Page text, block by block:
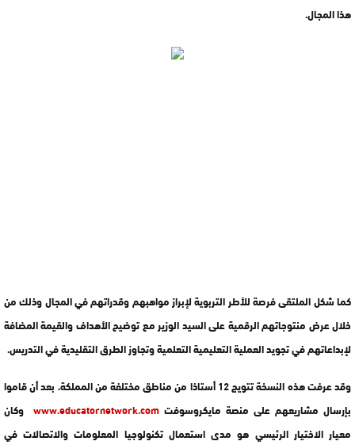
هذا المجال.
كما شكل الملتقى فرصة للأطر التربوية لإبراز مواهبهم وقدراتهم في المجال وذلك من
خلال عرض منتوجاتهم الرقمية على السيد الوزير مع توضيح الأهداف والقيمة المضافة
لإبداعاتهم في تجويد العملية التعليمية التعلمية وتجاوز الطرق التقليدية في التدريس.
وقد عرفت هذه النسخة تتويج 12 أستاذا من مناطق مختلفة من المملكة، بعد أن قاموا
بإرسال مشاريعهم على منصة مايكروسوفت www.educatornetwork.com وكان
معيار الاختيار الرئيسي هو مدى استعمال تكنولوجيا المعلومات والاتصالات في